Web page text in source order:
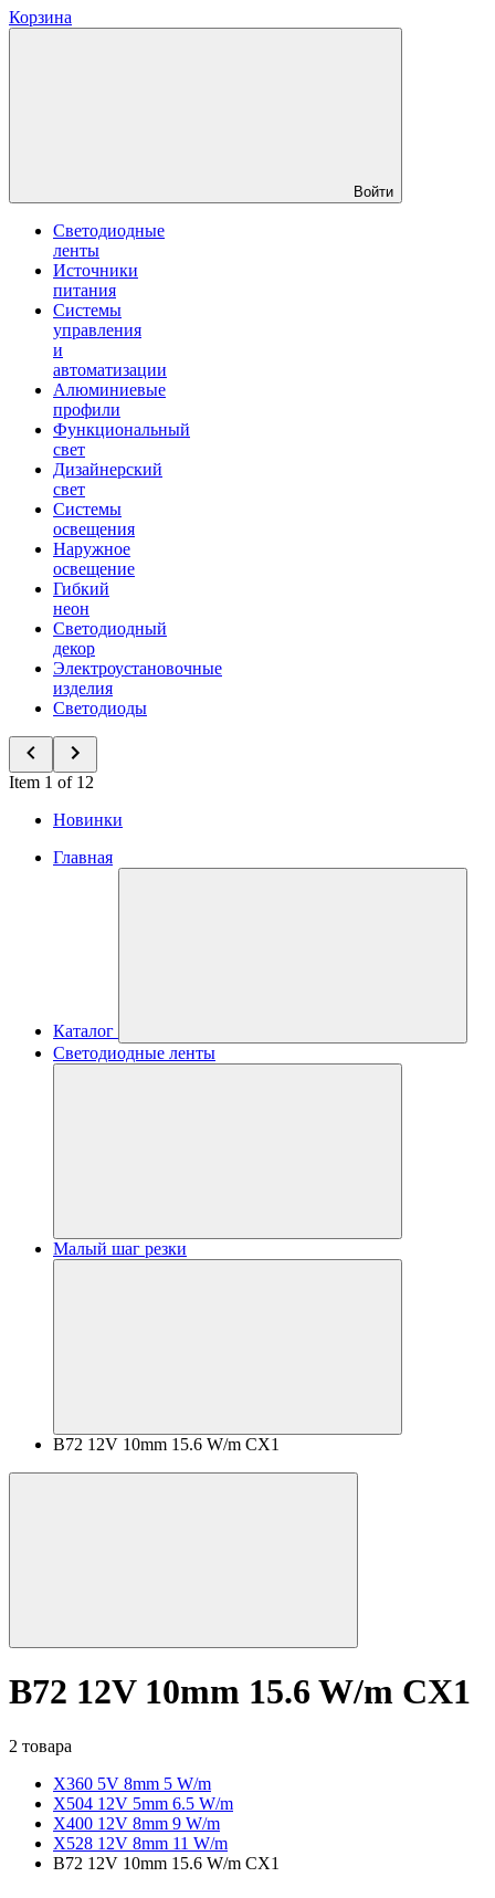
Корзина
Войти
Светодиодные
ленты
Источники
питания
Системы
управления
и
автоматизации
Алюминиевые
профили
Функциональный
свет
Дизайнерский
свет
Системы
освещения
Наружное
освещение
Гибкий
неон
Светодиодный
декор
Электроустановочные
изделия
Светодиоды
Item 1 of 12
Новинки
Главная
Каталог
Светодиодные ленты
Малый шаг резки
B72 12V 10mm 15.6 W/m CX1
B72 12V 10mm 15.6 W/m CX1
2 товара
X360 5V 8mm 5 W/m
X504 12V 5mm 6.5 W/m
X400 12V 8mm 9 W/m
X528 12V 8mm 11 W/m
B72 12V 10mm 15.6 W/m CX1